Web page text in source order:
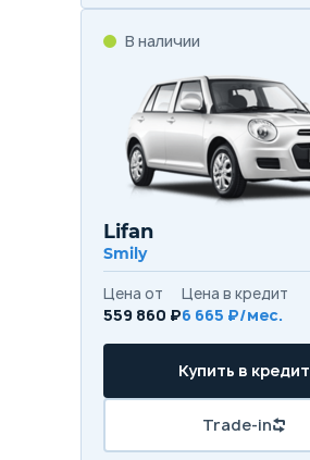
В наличии
Lifan
Smily
Цена от
559 860 ₽
Цена в кредит
6 665 ₽/мес.
Купить в кредит
Trade-in